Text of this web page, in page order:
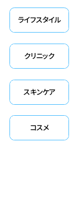
ライフスタイル
クリニック
スキンケア
コスメ